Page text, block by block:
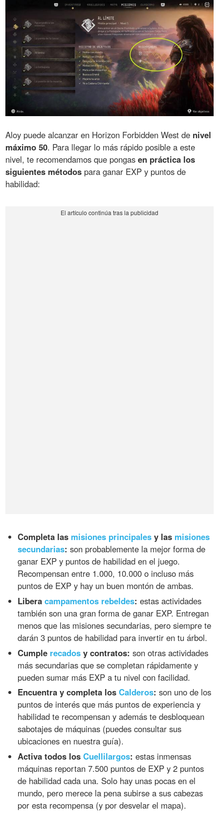
Aloy puede alcanzar en Horizon Forbidden West de nivel
máximo 50. Para llegar lo más rápido posible a este
nivel, te recomendamos que pongasen práctica los
siguientes métodos para ganar EXP y puntos de
habilidad:
Completa las misiones principales y las misiones
secundarias: son probablemente la mejor forma de
ganar EXP y puntos de habilidad en el juego.
Recompensan entre 1.000, 10.000 o incluso más
puntos de EXP y hay un buen montón de ambas.
Liberacampamentos rebeldes: estas actividades
también son una gran forma de ganar EXP. Entregan
menos que las misiones secundarias, pero siempre te
darán 3 puntos de habilidad para invertir en tu árbol.
Cumple recados y contratos: son otras actividades
más secundarias que se completan rápidamente y
pueden sumar más EXP a tu nivel con facilidad.
Encuentra y completa losCalderos: son uno de los
puntos de interés que más puntos de experiencia y
habilidad te recompensan y además te desbloquean
sabotajes de máquinas (puedes consultar sus
ubicaciones en nuestra guía).
Activa todos losCuellilargos: estas inmensas
máquinas reportan 7.500 puntos de EXP y 2 puntos
de habilidad cada una. Solo hay unas pocas en el
mundo, pero merece la pena subirse a sus cabezas
por esta recompensa (y por desvelar el mapa).